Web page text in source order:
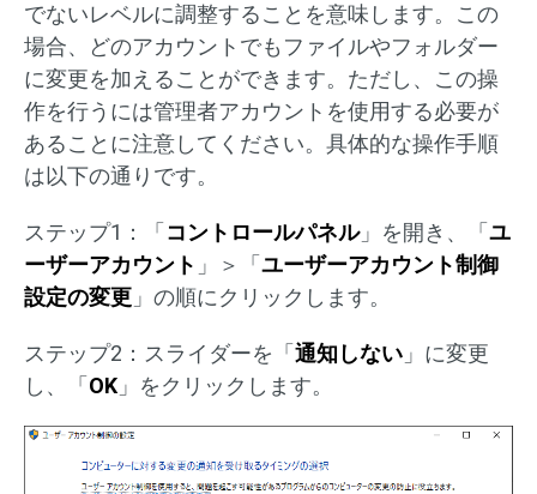
でないレベルに調整することを意味します。この
場合、どのアカウントでもファイルやフォルダー
に変更を加えることができます。ただし、この操
作を行うには管理者アカウントを使用する必要が
あることに注意してください。具体的な操作手順
は以下の通りです。
ステップ1：「 コントロールパネル」を開き、「 ユ
ーザーアカウント 」＞「 ユーザーアカウント制御
設定の変更 」の順にクリックします。
ステップ2：スライダーを「 通知しない 」に変更
し、「 OK 」をクリックします。